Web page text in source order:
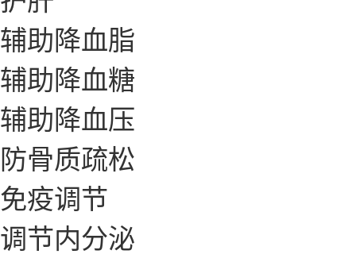
辅助降血脂
辅助降血糖
辅助降血压
防骨质疏松
免疫调节
调节内分泌